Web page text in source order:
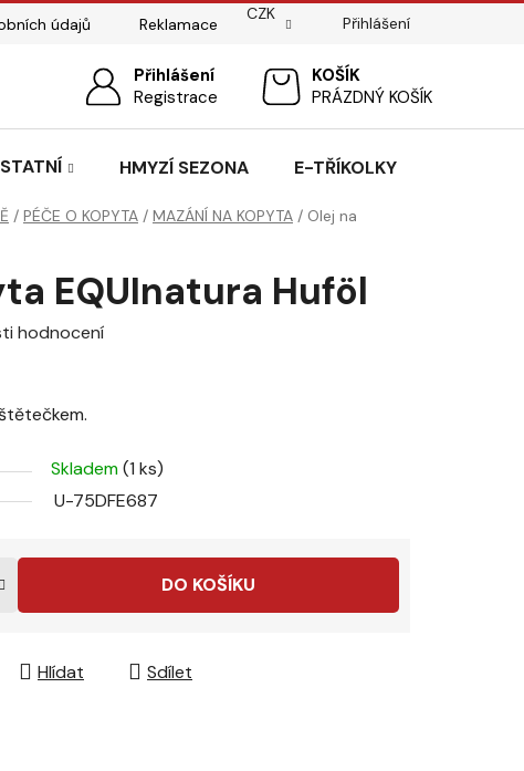
údajů
Reklamace
Pasování sedel pro koně
CZK
Přihlášení
Přihlášení
Registrace
NÁKUPNÍPRÁZDNÝ KOŠÍK
HMYZÍ SEZONA E-TŘÍKOLKY
/ PÉČE O KOPYTA / MAZÁNÍ NA KOPYTA / Olej na
EQUInatura Huföl
hodnocení
Skladem(1 ks)
U-75DFE687
DO KOŠÍKU
Hlídat Sdílet